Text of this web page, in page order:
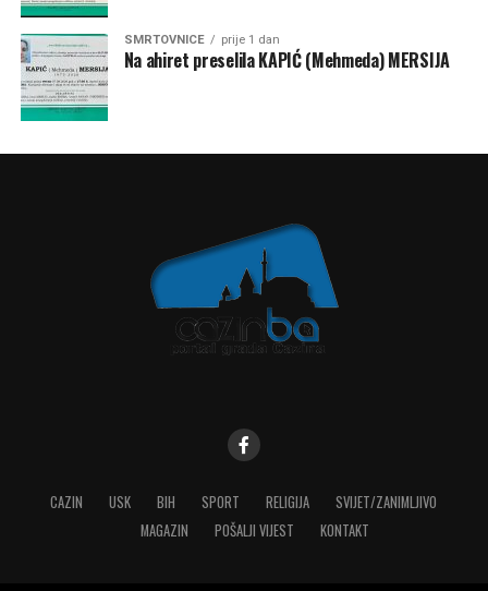
SMRTOVNICE prije 1 dan
Na ahiret preselila KAPIĆ (Mehmeda) MERSIJA
CAZIN USK BIH SPORT RELIGIJA
SVIJET/ZANIMLJIVO
MAGAZIN
POŠALJI VIJEST KONTAKT